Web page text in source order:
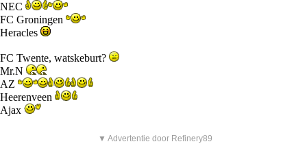
NEC
FC Groningen
Heracles
FC Twente, watskeburt?
Mr.N
AZ
Heerenveen
Ajax
▼ Advertentie door Refinery89